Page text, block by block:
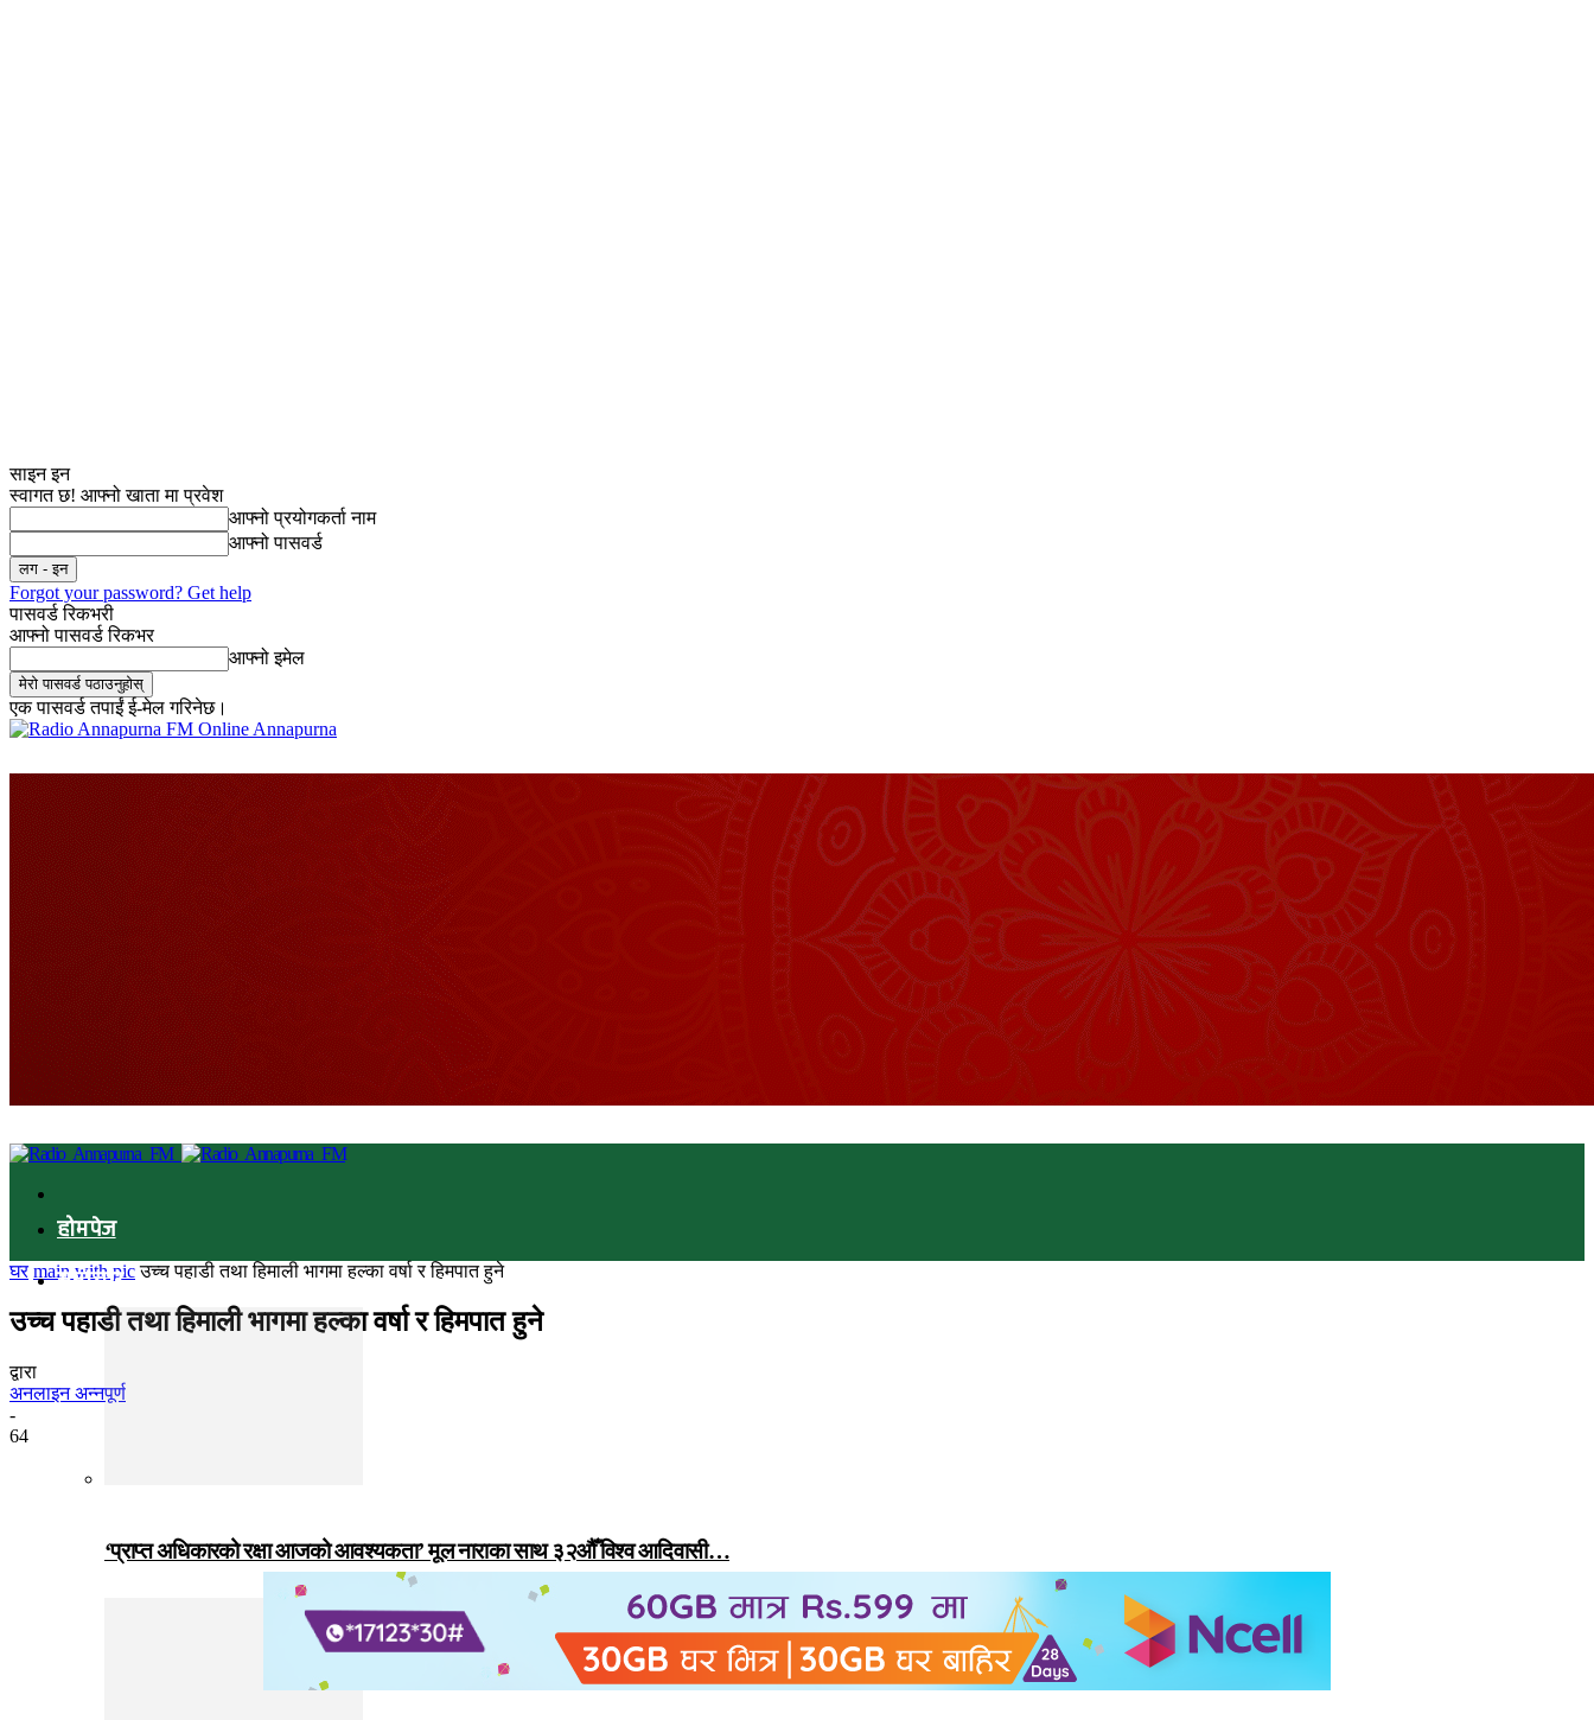
साइन इन
स्वागत छ! आफ्नो खाता मा प्रवेश
आफ्नो प्रयोगकर्ता नाम
आफ्नो पासवर्ड
Forgot your password? Get help
पासवर्ड रिकभरी
आफ्नो पासवर्ड रिकभर
आफ्नो इमेल
एक पासवर्ड तपाईं ई-मेल गरिनेछ।
Online Annapurna
होमपेज
समाचार
‘प्राप्त अधिकारको रक्षा आजको आवश्यकता’ मूल नाराका साथ ३२औँ विश्व आदिवासी…
घर main with pic उच्च पहाडी तथा हिमाली भागमा हल्का वर्षा र हिमपात हुने
उच्च पहाडी तथा हिमाली भागमा हल्का वर्षा र हिमपात हुने
द्वारा
अनलाइन अन्नपूर्ण
-
64